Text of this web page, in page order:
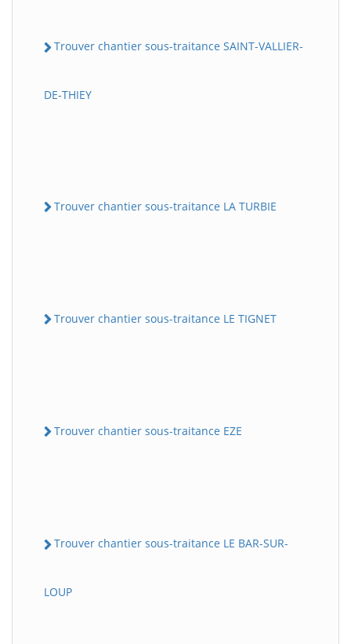
Trouver chantier sous-traitance SAINT-VALLIER-
DE-THIEY
Trouver chantier sous-traitance LA TURBIE
Trouver chantier sous-traitance LE TIGNET
Trouver chantier sous-traitance EZE
Trouver chantier sous-traitance LE BAR-SUR-
LOUP